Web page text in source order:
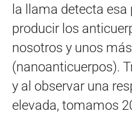
la llama detecta
producir los
nosotros y unos
(nanoanticuerpos).
y al observar una
elevada, tomamos